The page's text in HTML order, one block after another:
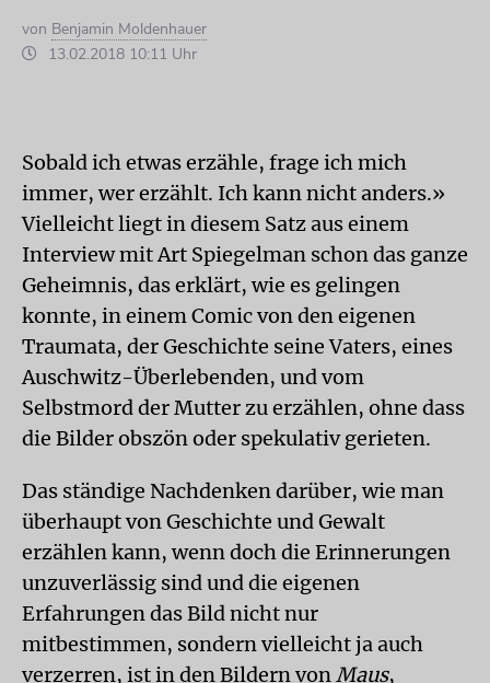
von Benjamin Moldenhauer
13.02.2018 10:11 Uhr
Sobald ich etwas erzähle, frage ich mich
immer, wer erzählt. Ich kann nicht anders.»
Vielleicht liegt in diesem Satz aus einem
Interview mit Art Spiegelman schon das ganze
Geheimnis, das erklärt, wie es gelingen
konnte, in einem Comic von den eigenen
Traumata, der Geschichte seine Vaters, eines
Auschwitz-Überlebenden, und vom
Selbstmord der Mutter zu erzählen, ohne dass
die Bilder obszön oder spekulativ gerieten.
Das ständige Nachdenken darüber, wie man
überhaupt von Geschichte und Gewalt
erzählen kann, wenn doch die Erinnerungen
unzuverlässig sind und die eigenen
Erfahrungen das Bild nicht nur
mitbestimmen, sondern vielleicht ja auch
verzerren, ist in den Bildern vonMaus,